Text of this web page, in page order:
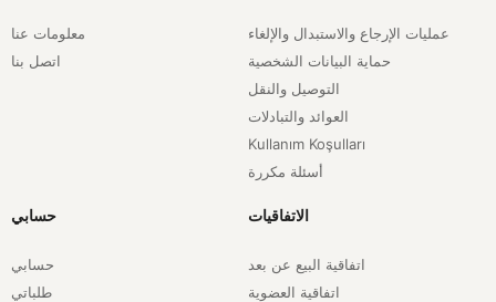
معلومات عنا
اتصل بنا
عمليات الإرجاع والاستبدال والإلغاء
حماية البيانات الشخصية
التوصيل والنقل
العوائد والتبادلات
Kullanım Koşulları
أسئلة مكررة
حسابي
حسابي
طلباتي
الاتفاقيات
اتفاقية البيع عن بعد
اتفاقية العضوية